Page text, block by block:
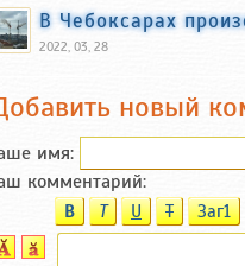
В Чебоксарах
2022, 03, 28
новый
имя:
комментарий:
B T U T Заг1